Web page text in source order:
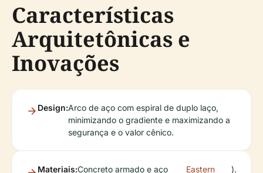
Características
Arquitetônicas e
Inovações
Design:Arco de aço com espiral de duplo laço,
minimizando o gradiente e maximizando a
segurança e o valor cênico.
Materiais:Concreto armado e aço
Eastern
).